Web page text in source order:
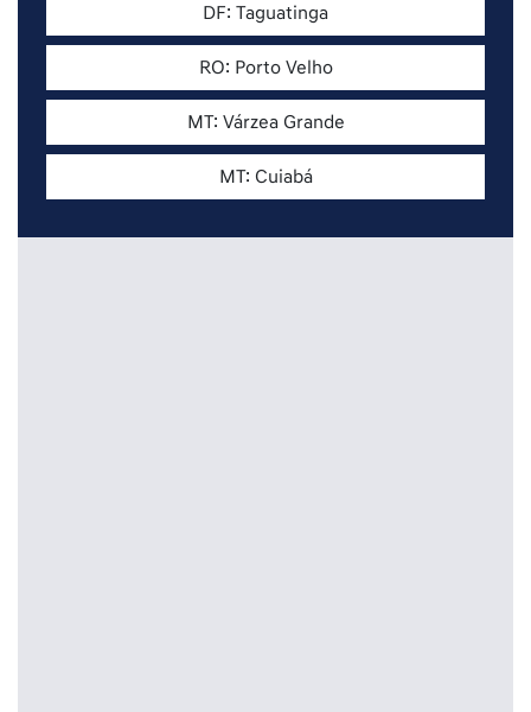
DF: Taguatinga
RO: Porto Velho
MT: Várzea Grande
MT: Cuiabá